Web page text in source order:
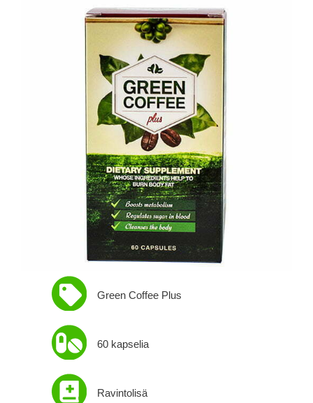
Green Coffee Plus
60 kapselia
Ravintolisä